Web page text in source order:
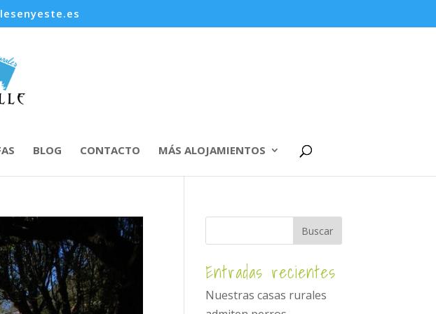
BLOG CONTACTO MÁS ALOJAMIENTOS
Entradas recientes
Nuestras casas rurales